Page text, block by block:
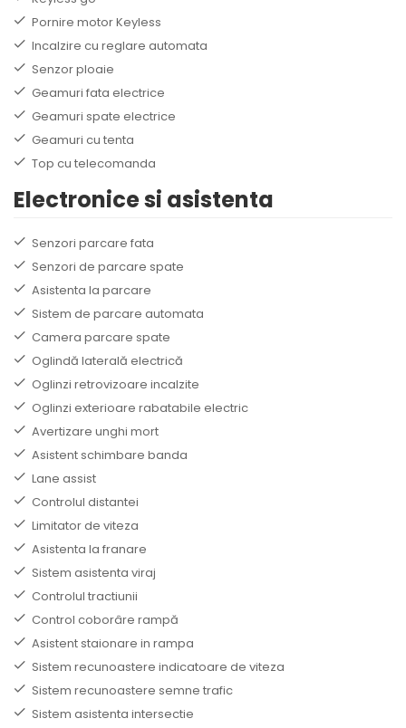
Pornire motor Keyless
Incalzire cu reglare automata
Senzor ploaie
Geamuri fata electrice
Geamuri spate electrice
Geamuri cu tenta
Top cu telecomanda
Electronice si asistenta
Senzori parcare fata
Senzori de parcare spate
Asistenta la parcare
Sistem de parcare automata
Camera parcare spate
Oglindă laterală electrică
Oglinzi retrovizoare incalzite
Oglinzi exterioare rabatabile electric
Avertizare unghi mort
Asistent schimbare banda
Lane assist
Controlul distantei
Limitator de viteza
Asistenta la franare
Sistem asistenta viraj
Controlul tractiunii
Control coborâre rampă
Asistent staionare in rampa
Sistem recunoastere indicatoare de viteza
Sistem recunoastere semne trafic
Sistem asistenta intersectie